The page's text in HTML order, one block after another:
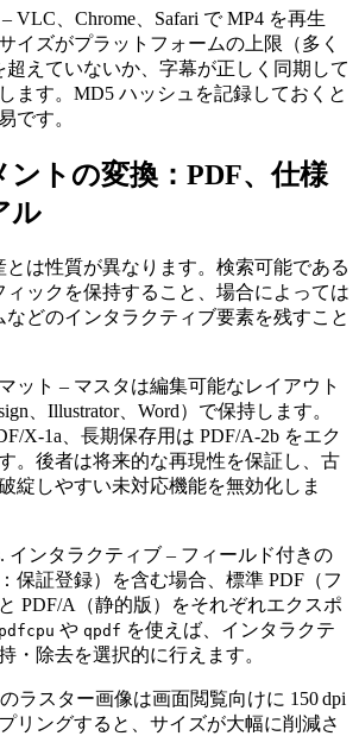
– VLC、Chrome、Safari で MP4 を再生
イズがプラットフォームの上限（多く
超えていないか、字幕が正しく同期して
ます。MD5 ハッシュを記録しておくと
です。
ントの変換：PDF、仕様
ル
は性質が異なります。検索可能である
ィックを保持すること、場合によっては
などのインタラクティブ要素を残すこと
ット – マスタは編集可能なレイアウト
、Illustrator、Word）で保持します。
X‑1a、長期保存用は PDF/A‑2b をエク
。後者は将来的な再現性を保証し、古
綻しやすい未対応機能を無効化しま
インタラクティブ – フィールド付きの
保証登録）を含む場合、標準 PDF（フ
PDF/A（静的版）をそれぞれエクスポ
pdfcpu や qpdf を使えば、インタラクテ
・除去を選択的に行えます。
ラスター画像は画面閲覧向けに 150 dpi
リングすると、サイズが大幅に削減さ